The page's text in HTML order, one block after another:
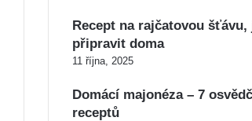
Recept na rajčatovou
připravit doma
11 října, 2025
Domácí majonéza – 7
receptů